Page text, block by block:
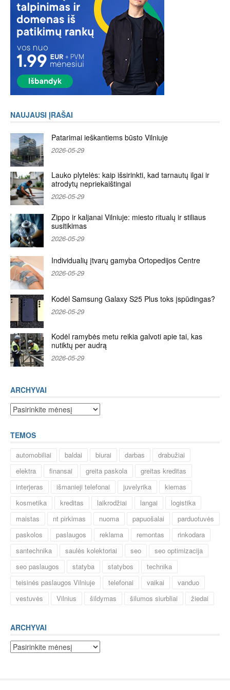
NAUJAUSI ĮRAŠAI
Patarimai ieškantiems būsto Vilniuje
2026-05-29
Lauko plytelės: kaip išsirinkti, kad tarnautų ilgai ir
atrodytų nepriekaištingai
2026-05-29
Zippo ir kaljanai Vilniuje: miesto ritualų ir stiliaus
susitikimas
2026-05-29
Individualių įtvarų gamyba Ortopedijos Centre
2026-05-29
Kodėl Samsung Galaxy S25 Plus toks įspūdingas?
2026-05-29
Kodėl ramybės metu reikia galvoti apie tai, kas
nutiktų per audrą
2026-05-29
ARCHYVAI
Archyvai
TEMOS
automobiliai baldai biurai darbas
drabužiai
elektra
finansai greita paskola
greitas kreditas
interjeras
išmanieji telefonai juvelyrika
kiemas
kosmetika
kreditas laikrodžiai langai
logistika
maistas
nt pirkimas nuoma papuošalai
parduotuvės
paskolos
paslaugos reklama remontas
rinkodara
santechnika
saulės kolektoriai seo
seo optimizacija
seo paslaugos
statyba statybos
technika
teisinės paslaugos Vilniuje
telefonai vaikai
vanduo
vestuvės
Vilnius šildymas šilumos siurbliai žiedai
ARCHYVAI
Archyvai